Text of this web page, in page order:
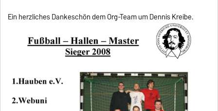
Ein herzliches Dankeschön dem Org-Team um Dennis Kreibe.